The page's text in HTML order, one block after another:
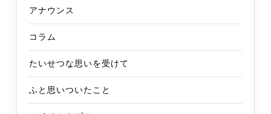
アナウンス
コラム
たいせつな思いを受けて
ふと思いついたこと